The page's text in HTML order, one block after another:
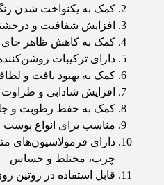
کمک به یکنواخت شدن
افزایش شفافیت و
کمک به کاهش ظاهر جای
دارای ترکیبات
کمک به بهبود بافت و
افزایش شادابی و
کمک به حفظ رطوبت و
مناسب برای انواع پوست
دارای فرمولاسیون‌های
چرب، مختلط و حساس
قابل استفاده در روتین